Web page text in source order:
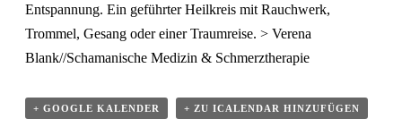
Entspannung. Ein geführter Heilkreis mit Rauchwerk,
Trommel, Gesang oder einer Traumreise. > Verena
Blank//Schamanische Medizin & Schmerztherapie
+ GOOGLE KALENDER + ZU ICALENDAR HINZUFÜGEN